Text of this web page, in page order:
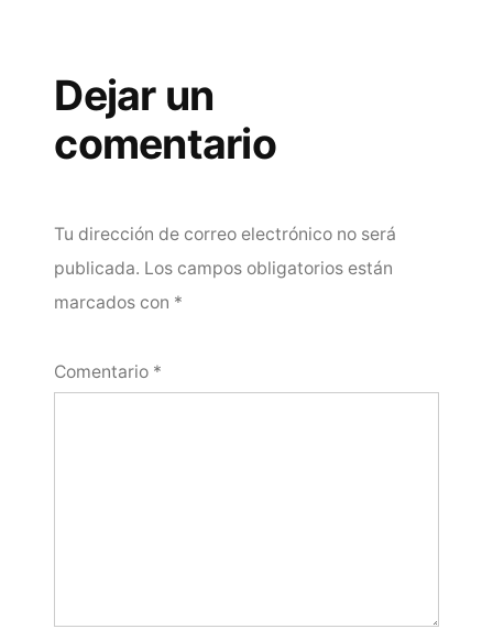
Dejar un
comentario
Tu dirección de correo electrónico no será
publicada. Los campos obligatorios están
marcados con *
Comentario *